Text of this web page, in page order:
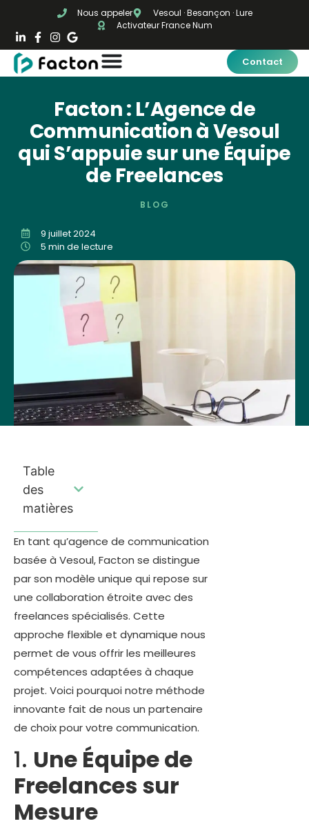
Nous appeler
Vesoul · Besançon · Lure
Activateur France Num
Contact
Facton : L’Agence de
Communication à Vesoul
qui S’appuie sur une Équipe
de Freelances
BLOG
9 juillet 2024
5 min de lecture
En tant qu’agence de communication
basée à Vesoul, Facton se distingue
par son modèle unique qui repose sur
une collaboration étroite avec des
freelances spécialisés. Cette
approche flexible et dynamique nous
permet de vous offrir les meilleures
compétences adaptées à chaque
projet. Voici pourquoi notre méthode
innovante fait de nous un partenaire
de choix pour votre communication.
1. Une Équipe de
Freelances sur
Mesure
Table
des
matières